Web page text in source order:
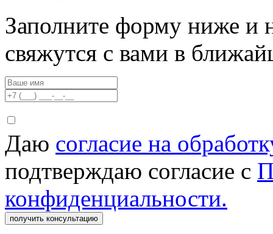
Заполните форму ниже и
свяжутся с вами в
Даю согласие на
подтверждаю согласие с
конфиденциальности.
получить консультацию